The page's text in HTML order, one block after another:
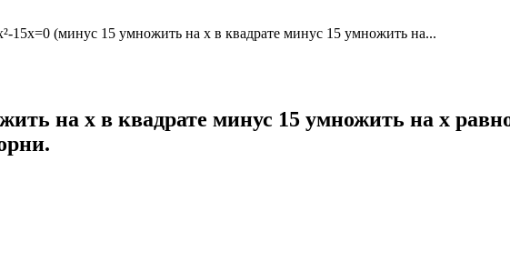
15x=0 (минус 15 умножить на x в квадрате минус 15 умножить на...
на x в квадрате минус 15 умножить на x